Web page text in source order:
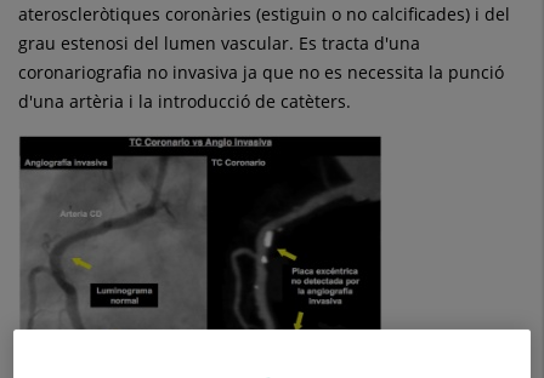
ateroscleròtiques coronàries (estiguin o no calcificades) i del
grau estenosi del lumen vascular. Es tracta d'una
coronariografia no invasiva ja que no es necessita la punció
d'una artèria i la introducció de catèters.